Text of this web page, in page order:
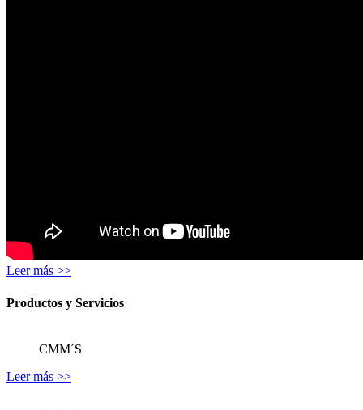
Leer más >>
Productos y Servicios
CMM´S
Leer más >>